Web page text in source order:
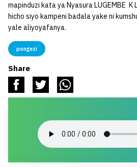
mapinduzi kata ya Nyasura LUGEMBE K
hicho siyo kampeni badala yake ni
yale aliyoyafanya.
pongezi
Share